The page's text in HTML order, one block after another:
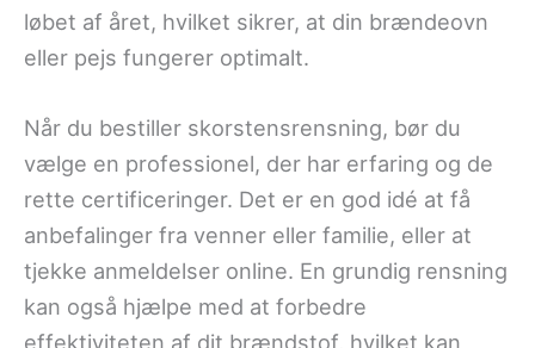
løbet af året, hvilket sikrer, at din brændeovn
eller pejs fungerer optimalt.
Når du bestiller skorstensrensning, bør du
vælge en professionel, der har erfaring og de
rette certificeringer. Det er en god idé at få
anbefalinger fra venner eller familie, eller at
tjekke anmeldelser online. En grundig rensning
kan også hjælpe med at forbedre
effektiviteten af dit brændstof, hvilket kan